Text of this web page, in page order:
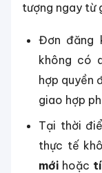
tượng ngay từ
Đơn đăng
không có
hợp quyền
giao hợp
Tại thời
thực tế
mới hoặc